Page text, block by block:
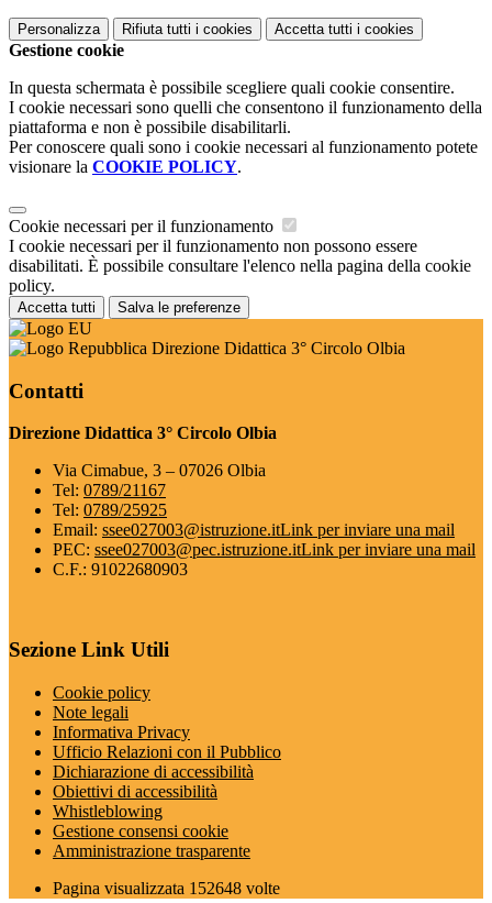
Personalizza Rifiuta tutti i cookies Accetta tutti i cookies
Gestione cookie
In questa schermata è possibile scegliere quali cookie consentire.
I cookie necessari sono quelli che consentono il funzionamento della
piattaforma e non è possibile disabilitarli.
Per conoscere quali sono i cookie necessari al funzionamento potete
visionare la COOKIE POLICY.
Cookie necessari per il funzionamento
I cookie necessari per il funzionamento non possono essere
disabilitati. È possibile consultare l'elenco nella pagina della cookie
policy.
Accetta tutti Salva le preferenze
Direzione Didattica 3° Circolo Olbia
Contatti
Direzione Didattica 3° Circolo Olbia
Via Cimabue, 3 – 07026 Olbia
Tel: 0789/21167
Tel: 0789/25925
Email: ssee027003@istruzione.itLink per inviare una mail
PEC: ssee027003@pec.istruzione.itLink per inviare una mail
C.F.: 91022680903
Sezione Link Utili
Cookie policy
Note legali
Informativa Privacy
Ufficio Relazioni con il Pubblico
Dichiarazione di accessibilità
Obiettivi di accessibilità
Whistleblowing
Gestione consensi cookie
Amministrazione trasparente
Pagina visualizzata 152648 volte